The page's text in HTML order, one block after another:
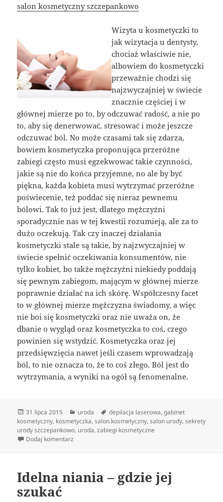
salon kosmetyczny szczepankowo
Wizyta u kosmetyczki to
jak wizytacja u dentysty,
chociaż właściwie nie,
albowiem do kosmetyczki
przeważnie chodzi się
najzwyczajniej w świecie
znacznie częściej i w
głównej mierze po to, by odczuwać radość, a nie po
to, aby się denerwować, stresować i może jeszcze
odczuwać ból. No może czasami tak się zdarza,
bowiem kosmetyczka proponująca przeróżne
zabiegi często musi egzekwować takie czynności,
jakie są nie do końca przyjemne, no ale by być
piękna, każda kobieta musi wytrzymać przeróżne
poświecenie, też poddać się nieraz pewnemu
bólowi. Tak to już jest, dlatego mężczyźni
sporadycznie nas w tej kwestii rozumieją, ale za to
dużo oczekują. Tak czy inaczej działania
kosmetyczki stale są takie, by najzwyczajniej w
świecie spełnić oczekiwania konsumentów, nie
tylko kobiet, bo także mężczyźni niekiedy poddają
się pewnym zabiegom, mającym w głównej mierze
poprawnie działać na ich skórę. Współczesny facet
to w głównej mierze mężczyzna świadomy, a więc
nie boi się kosmetyczki oraz nie uważa on, że
dbanie o wygląd oraz kosmetyczka to coś, czego
powinien się wstydzić. Kosmetyczka oraz jej
przedsięwzięcia nawet jeśli czasem wprowadzają
ból, to nie oznacza to, że to coś złego. Ból jest do
wytrzymania, a wyniki na ogół są fenomenalne.
Data
publikacji
31 lipca 2015 Kategorie
uroda Tagi
depilacja laserowa,gabinet
kosmetyczny, kosmetyczka,salon kosmetyczny,salon urody,sekrety
urody szczepankowo, uroda,zabiegi kosmetyczne
Dodaj komentarz
Idelna niania – gdzie jej
szukać